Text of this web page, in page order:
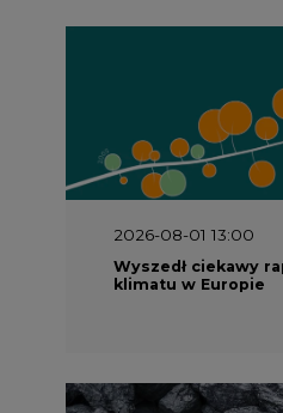
2026-08-01 13:00
Wyszedł ciekawy
klimatu w Europie